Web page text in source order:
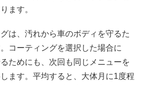
ます。
は、汚れから車のボディを守るた
コーティングを選択した場合に
ためにも、次回も同じメニューを
ます。平均すると、大体月に1度程